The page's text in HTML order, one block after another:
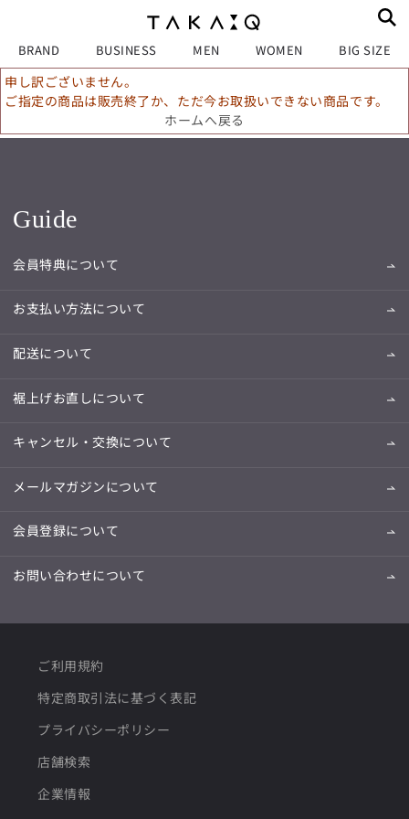
BRAND BUSINESS MEN WOMEN BIG SIZE
申し訳ございません。
ご指定の商品は販売終了か、ただ今お取扱いできない商品です。
ホームへ戻る
Guide
会員特典について
お支払い方法について
配送について
裾上げお直しについて
キャンセル・交換について
メールマガジンについて
会員登録について
お問い合わせについて
ご利用規約
特定商取引法に基づく表記
プライバシーポリシー
店舗検索
企業情報